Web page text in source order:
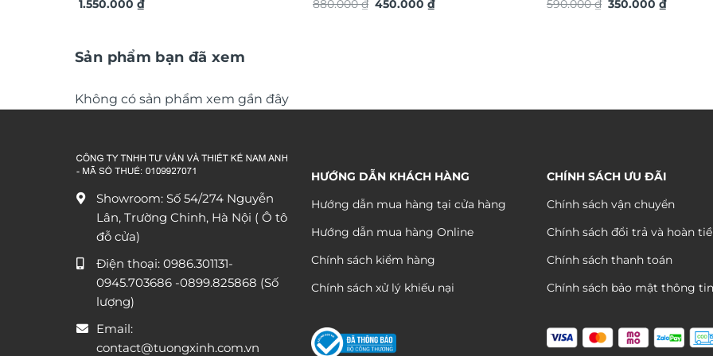
TG4914S
1.550.000₫
lộc TG4936S
880.000₫ Giá
450.000₫Giá
ứng dát vàng TG4927S
590.000₫ Giá
350.000₫Giá
Sản phẩm bạn đã xem
Không có sản phẩm xem gần đây
Showroom: Số 54/274 Nguyễn
Lân, Trường Chinh, Hà Nội ( Ô tô
đỗ cửa)
Điện thoại: 0986.301131-
0945.703686 -0899.825868 (Số
lượng)
Email:
contact@tuongxinh.com.vn
HƯỚNG DẪN KHÁCH HÀNG
Hướng dẫn mua hàng tại cửa hàng
Hướng dẫn mua hàng Online
Chính sách kiểm hàng
Chính sách xử lý khiếu nại
CHÍNH SÁCH ƯU ĐÃI
Chính sách vận chuyển
Chính sách đổi trả và hoàn
Chính sách thanh toán
Chính sách bảo mật thông tin